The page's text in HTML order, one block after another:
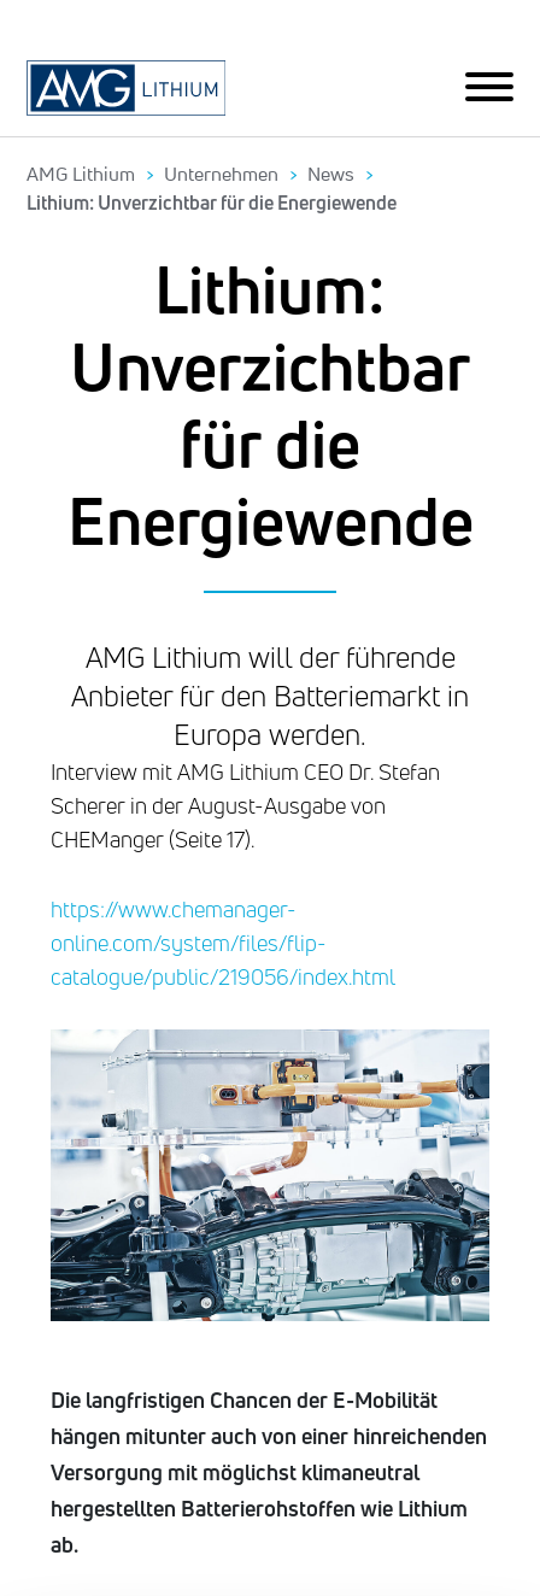
AMG Lithium Unternehmen
News
Lithium: Unverzichtbar für die Energiewende
Lithium:
Unverzichtbar
für die
Energiewende
AMG Lithium will der führende
Anbieter für den Batteriemarkt in
Europa werden.
Interview mit AMG Lithium CEO Dr. Stefan
Scherer in der August-Ausgabe von
CHEManger (Seite 17).
https://www.chemanager-
online.com/system/files/flip-
catalogue/public/219056/index.html
Die langfristigen Chancen der E-Mobilität
hängen mitunter auch von einer hinreichenden
Versorgung mit möglichst klimaneutral
hergestellten Batterierohstoffen wie Lithium
ab.